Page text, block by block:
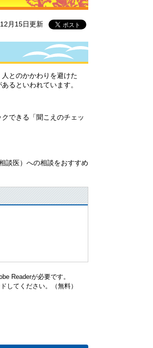
月15日更新
とのかかわりを避けた
るといわれています。
できる「聞こえのチェッ
談医）への相談をおすすめ
Readerが必要です。
してください。（無料）